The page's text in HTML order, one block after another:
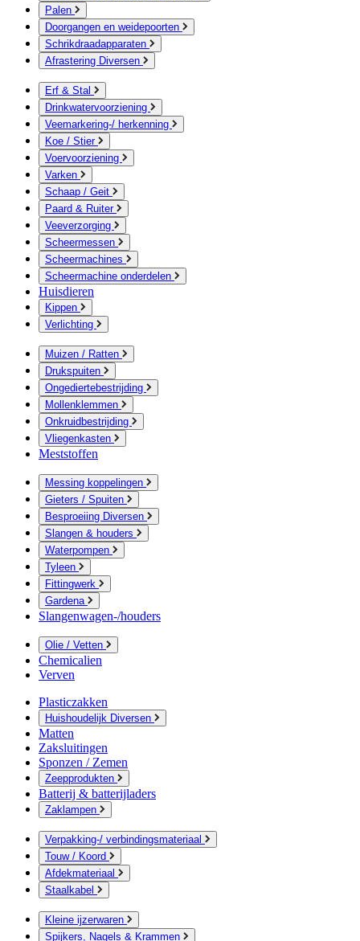
Palen
Doorgangen en weidepoorten
Schrikdraadapparaten
Afrastering Diversen
Erf & Stal
Drinkwatervoorziening
Veemarkering-/ herkenning
Koe / Stier
Voervoorziening
Varken
Schaap / Geit
Paard & Ruiter
Veeverzorging
Scheermessen
Scheermachines
Scheermachine onderdelen
Huisdieren
Kippen
Verlichting
Muizen / Ratten
Drukspuiten
Ongediertebestrijding
Mollenklemmen
Onkruidbestrijding
Vliegenkasten
Meststoffen
Messing koppelingen
Gieters / Spuiten
Besproeiing Diversen
Slangen & houders
Waterpompen
Tyleen
Fittingwerk
Gardena
Slangenwagen-/houders
Olie / Vetten
Chemicalien
Verven
Plasticzakken
Huishoudelijk Diversen
Matten
Zaksluitingen
Sponzen / Zemen
Zeepprodukten
Batterij & batterijladers
Zaklampen
Verpakking-/ verbindingsmateriaal
Touw / Koord
Afdekmateriaal
Staalkabel
Kleine ijzerwaren
Spijkers, Nagels & Krammen